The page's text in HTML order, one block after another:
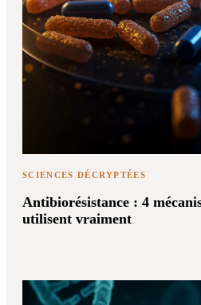
SCIENCES DÉCRYPTÉES
Antibiorésistance : 4
utilisent vraiment